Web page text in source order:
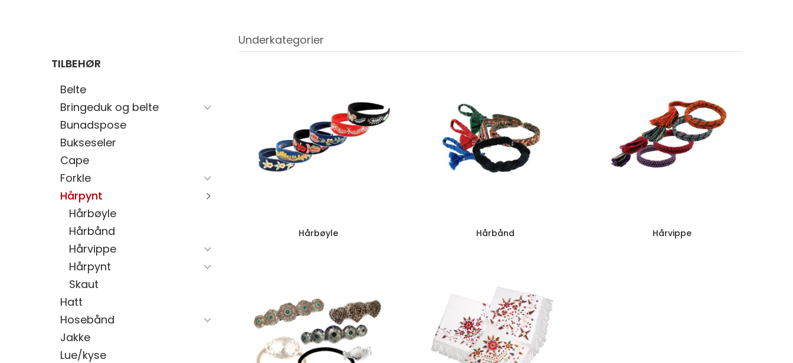
TILBEHØR
Belte
Bringeduk og belte
Bunadspose
Bukseseler
Cape
Forkle
Hårpynt
Hårbøyle
Hårbånd
Hårvippe
Hårpynt
Skaut
Hatt
Hosebånd
Jakke
Lue/kyse
Underkategorier
Hårbøyle Hårbånd Hårvippe